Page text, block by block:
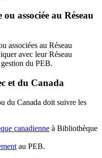
associée au Réseau
associées au Réseau
avec leur Réseau
du PEB.
et du Canada
du Canada doit suivre les
canadienne à Bibliothèque
au PEB.